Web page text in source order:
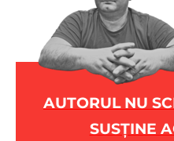
AUTORUL NU
SUSȚINE